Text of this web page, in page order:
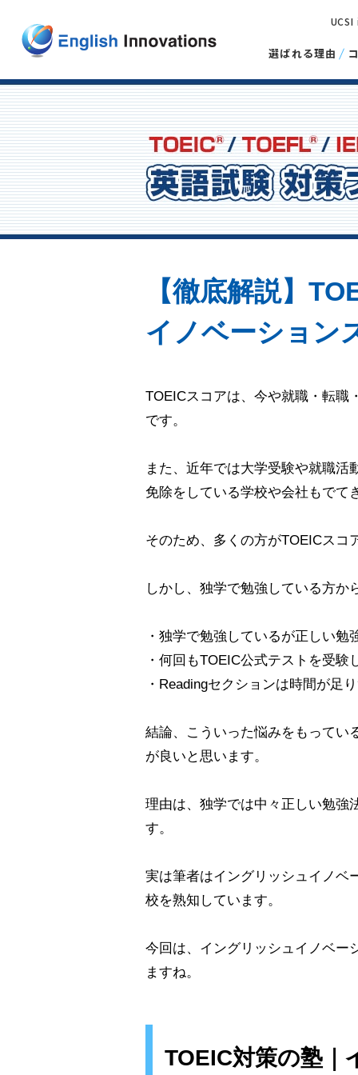
選ばれる理由
【徹底解説】
イノベーション
TOEICスコアは、今や就職・転職
です。
また、近年では大学受験や就職活
免除をしている学校や会社もでて
そのため、多くの方がTOEICスコ
しかし、独学で勉強している方か
・独学で勉強しているが正しい勉
・何回もTOEIC公式テストを受
・Readingセクションは時間が足
結論、こういった悩みをもってい
が良いと思います。
理由は、独学では中々正しい勉強
す。
実は筆者はイングリッシュイノベ
校を熟知しています。
今回は、イングリッシュイノベー
ますね。
TOEIC対策の塾｜